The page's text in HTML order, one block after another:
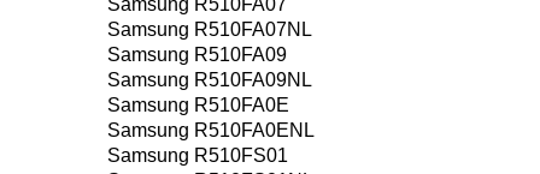
Samsung R510FA07
Samsung R510FA07NL
Samsung R510FA09
Samsung R510FA09NL
Samsung R510FA0E
Samsung R510FA0ENL
Samsung R510FS01